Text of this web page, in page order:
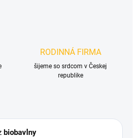
RODINNÁ FIRMA
šijeme so srdcom v Českej
republike
biobavlny